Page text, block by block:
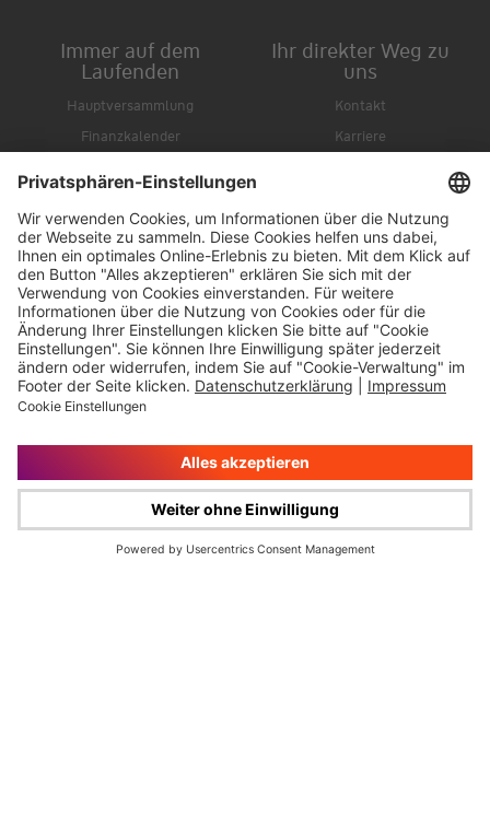
Immer auf dem
Laufenden
Hauptversammlung
Finanzkalender
Ihr direkter Weg zu
uns
Kontakt
Karriere